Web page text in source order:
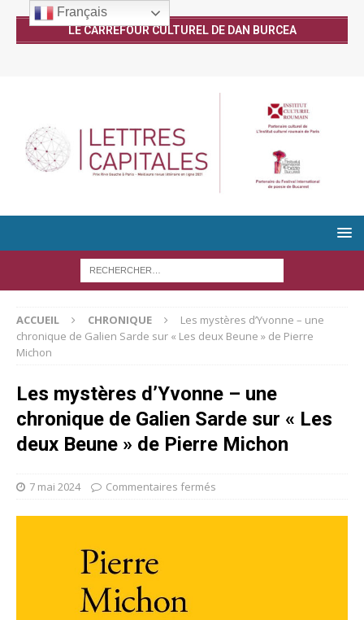
LE CARREFOUR CULTUREL DE DAN BURCEA
ACCUEIL CHRONIQUE
Les mystères d’Yvonne – une
chronique de Galien Sarde sur « Les deux Beune » de Pierre
Michon
Les mystères d’Yvonne – une
chronique de Galien Sarde sur « Les
deux Beune » de Pierre Michon
7 mai 2024 Commentaires fermés
Français